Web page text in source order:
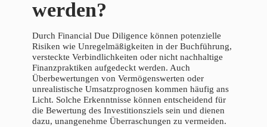
werden?
Durch Financial Due Diligence können potenzielle
Risiken wie Unregelmäßigkeiten in der Buchführung,
versteckte Verbindlichkeiten oder nicht nachhaltige
Finanzpraktiken aufgedeckt werden. Auch
Überbewertungen von Vermögenswerten oder
unrealistische Umsatzprognosen kommen häufig ans
Licht. Solche Erkenntnisse können entscheidend für
die Bewertung des Investitionsziels sein und dienen
dazu, unangenehme Überraschungen zu vermeiden.